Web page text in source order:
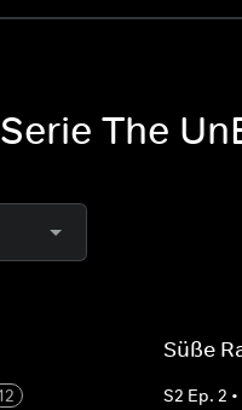
The
Süße
S2 Ep.2 •